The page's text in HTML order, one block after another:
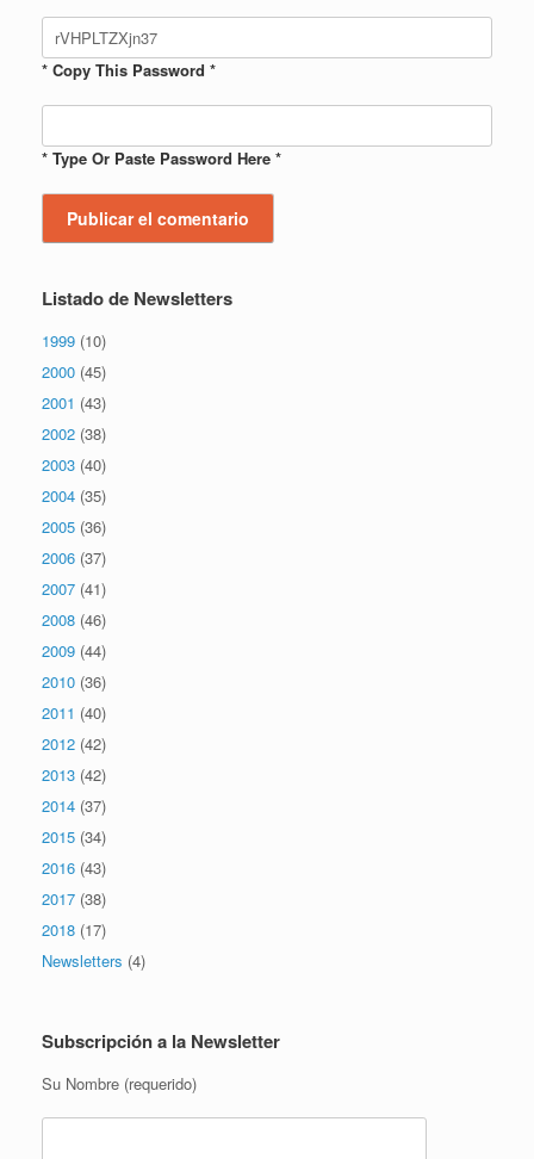
* Copy This Password *
* Type Or Paste Password Here *
Listado de Newsletters
1999 (10)
2000 (45)
2001 (43)
2002 (38)
2003 (40)
2004 (35)
2005 (36)
2006 (37)
2007 (41)
2008 (46)
2009 (44)
2010 (36)
2011 (40)
2012 (42)
2013 (42)
2014 (37)
2015 (34)
2016 (43)
2017 (38)
2018 (17)
Newsletters (4)
Subscripción a la Newsletter
Su Nombre (requerido)